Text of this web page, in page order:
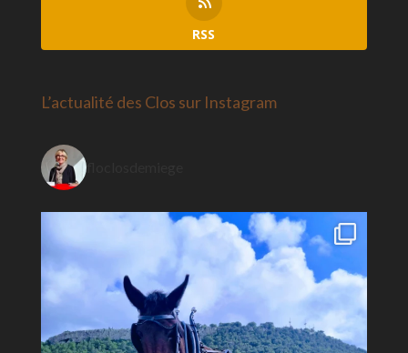
RSS
L’actualité des Clos sur Instagram
floclosdemiege